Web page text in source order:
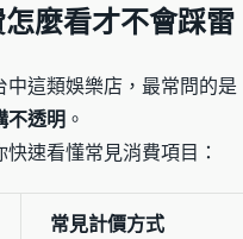
麼看才不會踩雷
這類娛樂店，最常問的
不透明。
速看懂常見消費項目：
常見計價方式